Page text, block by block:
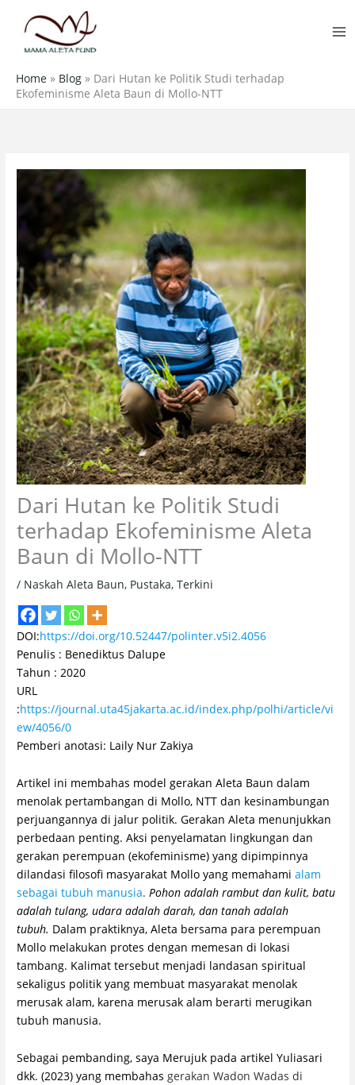
content
Home » Blog » Dari Hutan ke Politik Studi terhadap
Ekofeminisme Aleta Baun di Mollo-NTT
Dari Hutan ke Politik Studi
terhadap Ekofeminisme Aleta
Baun di Mollo-NTT
/ Naskah Aleta Baun, Pustaka,Terkini
DOI:https://doi.org/10.52447/polinter.v5i2.4056
Penulis : Benediktus Dalupe
Tahun : 2020
URL
:https://journal.uta45jakarta.ac.id/index.php/polhi/article/vi
ew/4056/0
Pemberi anotasi: Laily Nur Zakiya
Artikel ini membahas model gerakan Aleta Baun dalam
menolak pertambangan di Mollo, NTT dan kesinambungan
perjuangannya di jalur politik. Gerakan Aleta menunjukkan
perbedaan penting. Aksi penyelamatan lingkungan dan
gerakan perempuan (ekofeminisme) yang dipimpinnya
dilandasi filosofi masyarakat Mollo yang memahami alam
sebagai tubuh manusia. Pohon adalah rambut dan kulit, batu
adalah tulang, udara adalah darah, dan tanah adalah
tubuh. Dalam praktiknya, Aleta bersama para perempuan
Mollo melakukan protes dengan memesan di lokasi
tambang. Kalimat tersebut menjadi landasan spiritual
sekaligus politik yang membuat masyarakat menolak
merusak alam, karena merusak alam berarti merugikan
tubuh manusia.
Sebagai pembanding, saya Merujuk pada artikel Yuliasari
dkk. (2023) yang membahasgerakan Wadon Wadas di